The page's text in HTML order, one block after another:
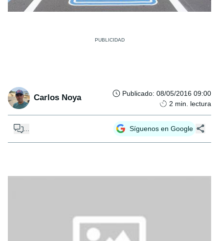
Carlos Noya Publicado: 08/05/2016 09:00
2 min. lectura
Síguenos en Google